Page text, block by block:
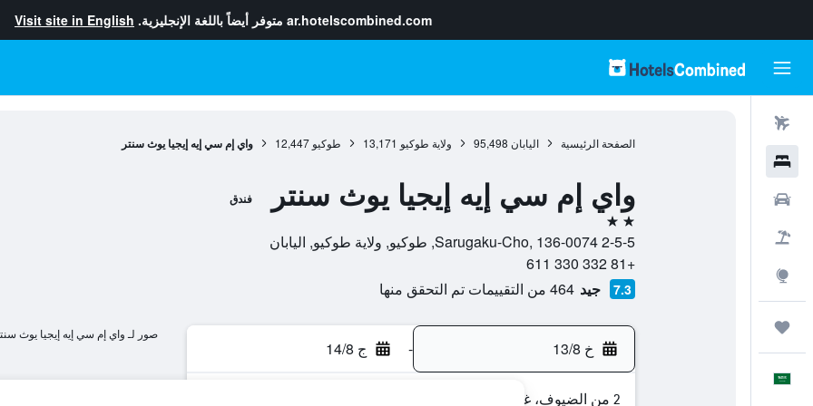
ar.hotelscombined.com متوفر أيضاً باللغة الإنجليزية. Visit site in English
الصفحة الرئيسية اليابان 95,498 ولاية طوكيو 13,171 طوكيو 12,447 واي إم سي إيه إيجيا يوث سنتر
واي إم سي إيه إيجيا يوث سنتر فندق
2 نجمتين
2-5-5 Sarugaku-Cho, 136-0074, طوكيو, ولاية طوكيو, اليابان
+81 332 330 611
7.3 جيد 464 من التقييمات تم التحقق منها
خ 13/8 - ج 14/8
2 من الضيوف، غرفة واحدة
صور لـ واي إم سي إيه إيجيا يوث